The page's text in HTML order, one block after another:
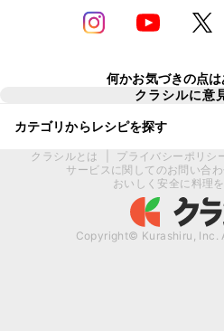
何かお気づきの点は
クラシルに意
カテゴリからレシピを探す
クラシルとは プライバシーポリシ
サービスに関してのお問い合
おいしく安全に料理
Copyright© Kurashiru, Inc.